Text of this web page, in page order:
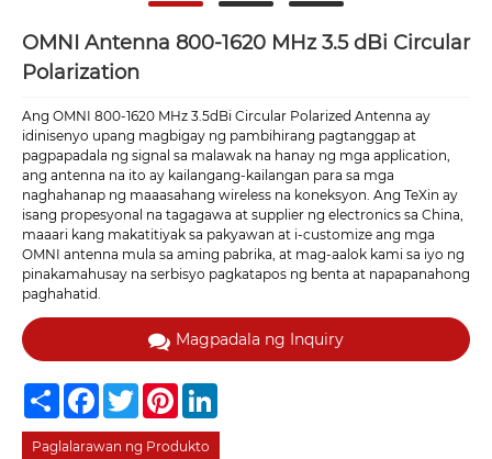
OMNI Antenna 800-1620 MHz 3.5 dBi Circular
Polarization
Ang OMNI 800-1620 MHz 3.5dBi Circular Polarized Antenna ay
idinisenyo upang magbigay ng pambihirang pagtanggap at
pagpapadala ng signal sa malawak na hanay ng mga application,
ang antenna na ito ay kailangang-kailangan para sa mga
naghahanap ng maaasahang wireless na koneksyon. Ang TeXin ay
isang propesyonal na tagagawa at supplier ng electronics sa China,
maaari kang makatitiyak sa pakyawan at i-customize ang mga
OMNI antenna mula sa aming pabrika, at mag-aalok kami sa iyo ng
pinakamahusay na serbisyo pagkatapos ng benta at napapanahong
paghahatid.
Magpadala ng Inquiry
Share FacebookTwitterPinterest
Paglalarawan ng Produkto